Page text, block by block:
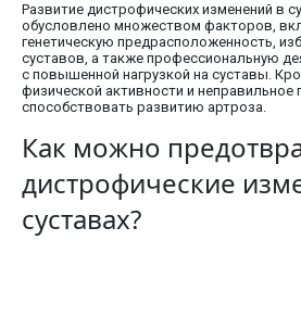
Развитие дистрофических изменений в
обусловлено множеством факторов,
генетическую предрасположенность,
суставов, а также профессиональную
с повышенной нагрузкой на суставы.
физической активности и неправильное
способствовать развитию артроза.
Как можно
дистрофические
суставах?